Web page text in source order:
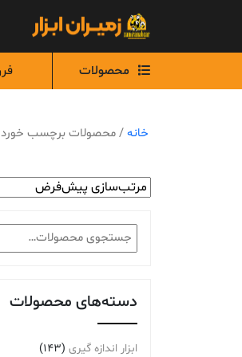
محصولات
خانه/ محصولات برچسب خورده
جستجو
برای:
دسته‌های محصولات
ابزار اندازه گیری (143)